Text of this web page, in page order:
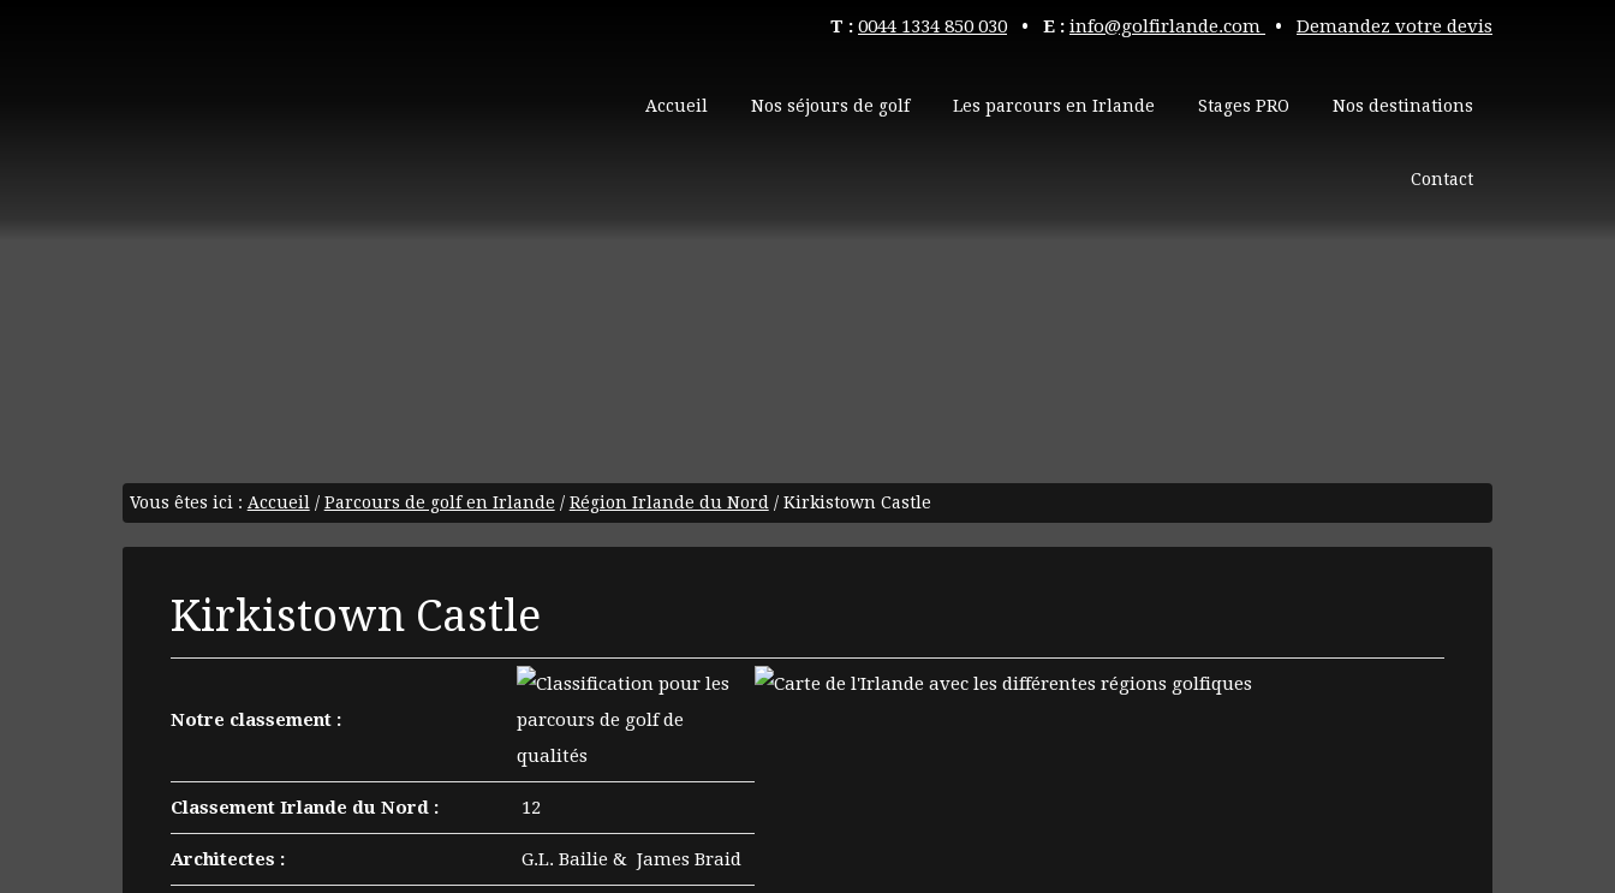
T : 0044 1334 850 030 • E : info@golfirlande.com • Demandez votre devis
Accueil Nos séjours de golf Les parcours en Irlande Stages PRO Nos destinations
Contact
Vous êtes ici : Accueil / Parcours de golf en Irlande / Région Irlande du Nord /Kirkistown Castle
Kirkistown Castle
Notre classement :
Classement Irlande du Nord : 12
Architectes : G.L. Bailie & James Braid